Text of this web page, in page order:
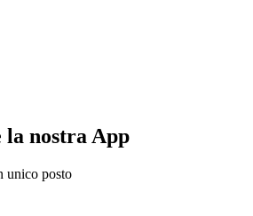
la nostra App
unico posto